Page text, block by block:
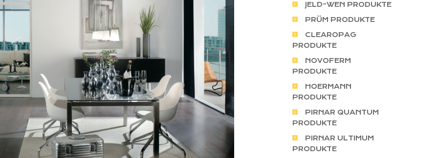
JELD-WEN PRODUKTE
PRÜM PRODUKTE
CLEAROPAG
PRODUKTE
NOVOFERM
PRODUKTE
HOERMANN
PRODUKTE
PIRNAR QUANTUM
PRODUKTE
PIRNAR ULTIMUM
PRODUKTE